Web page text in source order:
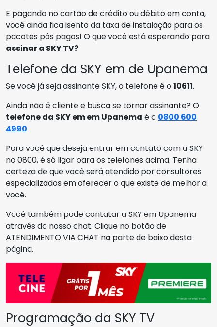
E pagando no cartão de crédito ou débito em conta,
você ainda fica isento da taxa de instalação para os
pacotes pós pagos! O que você está esperando para
assinar a SKY TV?
Telefone da SKY em de Upanema
Se você já seja assinante SKY, o telefone é o10611.
Ainda não é cliente e busca se tornar assinante? O
telefone da SKY em em Upanema é o 0800 600
4990.
Para você que deseja entrar em contato com a SKY
no 0800, é só ligar para os telefones acima. Tenha
certeza de que você será atendido por consultores
especializados em oferecer o que existe de melhor a
você.
Você também pode contatar a SKY em Upanema
através do nosso chat. Clique no botão de
ATENDIMENTO VIA CHAT na parte de baixo desta
página.
Programação da SKY TV